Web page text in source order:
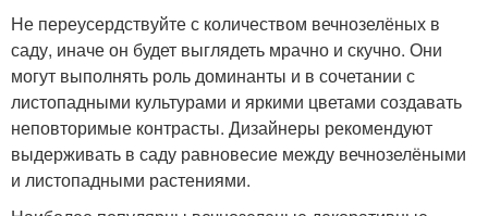
Не переусердствуйте с количеством вечнозелёных в
саду, иначе он будет выглядеть мрачно и скучно. Они
могут выполнять роль доминанты и в сочетании с
листопадными культурами и яркими цветами создавать
неповторимые контрасты. Дизайнеры рекомендуют
выдерживать в саду равновесие между вечнозелёными
и листопадными растениями.